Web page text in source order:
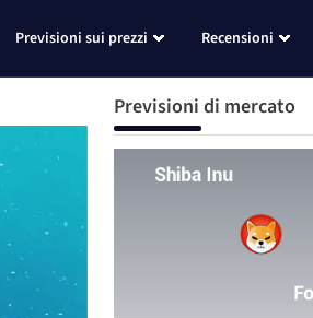
Previsioni sui prezzi Recensioni
Previsioni di mercato